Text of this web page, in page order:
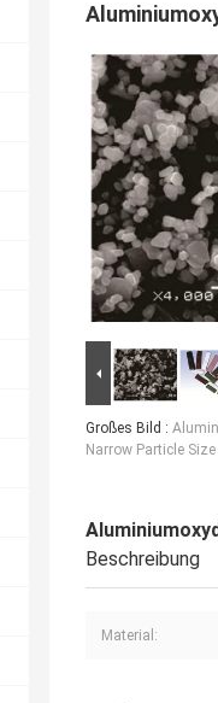
Großes Bild :
Narrow Particle
Beschreibung
Material: